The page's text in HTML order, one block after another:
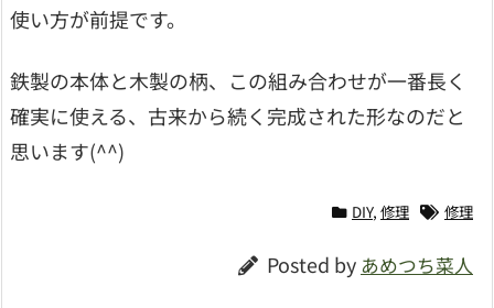
使い方が前提です。
鉄製の本体と木製の柄、この組み合わせが一番長く
確実に使える、古来から続く完成された形なのだと
思います(^^)
DIY, 修理 修理
Posted by あめつち菜人